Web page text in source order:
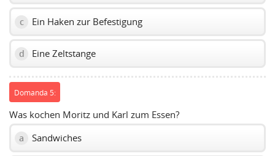
c Ein Haken zur Befestigung
d Eine Zeltstange
Domanda 5:
Was kochen Moritz und Karl zum Essen?
a Sandwiches